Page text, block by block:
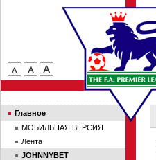
Главное
МОБИЛЬНАЯ ВЕРСИЯ
Лента
JOHNNYBET